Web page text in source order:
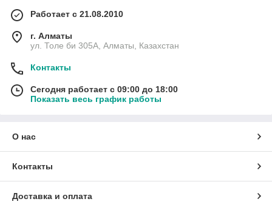
Работает с 21.08.2010
г. Алматы
ул. Толе би 305А, Алматы, Казахстан
Контакты
Сегодня работает с 09:00 до 18:00
Показать весь график работы
О нас
Контакты
Доставка и оплата